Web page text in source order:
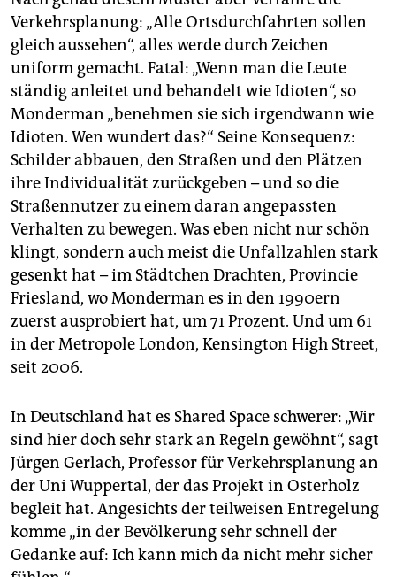
Verkehrsplanung: „Alle Ortsdurchfahrten sollen
gleich aussehen“, alles werde durch Zeichen
uniform gemacht. Fatal: „Wenn man die Leute
ständig anleitet und behandelt wie Idioten“, so
Monderman „benehmen sie sich irgendwann wie
Idioten. Wen wundert das?“ Seine Konsequenz:
Schilder abbauen, den Straßen und den Plätzen
ihre Individualität zurückgeben – und so die
Straßennutzer zu einem daran angepassten
Verhalten zu bewegen. Was eben nicht nur schön
klingt, sondern auch meist die Unfallzahlen stark
gesenkt hat – im Städtchen Drachten, Provincie
Friesland, wo Monderman es in den 1990ern
zuerst ausprobiert hat, um 71 Prozent. Und um 61
in der Metropole London, Kensington High Street,
seit 2006.
In Deutschland hat es Shared Space schwerer: „Wir
sind hier doch sehr stark an Regeln gewöhnt“, sagt
Jürgen Gerlach, Professor für Verkehrsplanung an
der Uni Wuppertal, der das Projekt in Osterholz
begleit hat. Angesichts der teilweisen Entregelung
komme „in der Bevölkerung sehr schnell der
Gedanke auf: Ich kann mich da nicht mehr sicher